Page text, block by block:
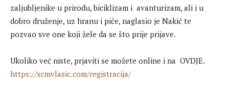
zaljubljenike u prirodu, biciklizam i avanturizam, ali i u
dobro druženje, uz hranu i piće, naglasio je Nakić te
pozvao sve one koji žele da se što prije prijave.
Ukoliko već niste, prjaviti se možete online i na OVDJE.
https://xcmvlasic.com/registracija/